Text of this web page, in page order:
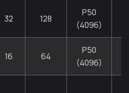
32 128
P50
(4096)
16 64
P50
(4096)